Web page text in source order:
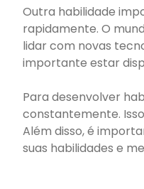
Outra habilidade
rapidamente. O
lidar com novas
importante estar
Para desenvolver
constantemente.
Além disso, é
suas habilidades e